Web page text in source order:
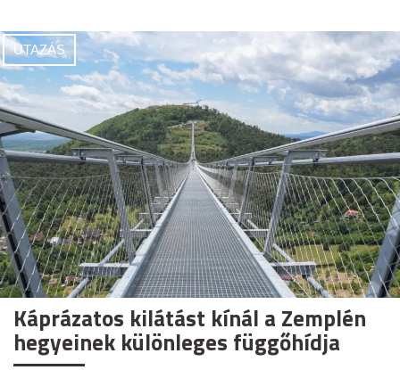
UTAZÁS
Káprázatos kilátást kínál a Zemplén
hegyeinek különleges függőhídja